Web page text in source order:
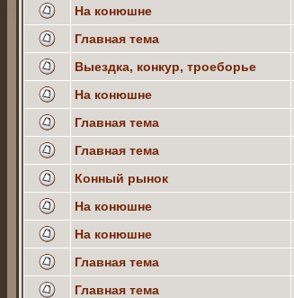
На конюшне
Главная тема
Выездка, конкур, троеборье
На конюшне
Главная тема
Главная тема
Конный рынок
На конюшне
На конюшне
Главная тема
Главная тема